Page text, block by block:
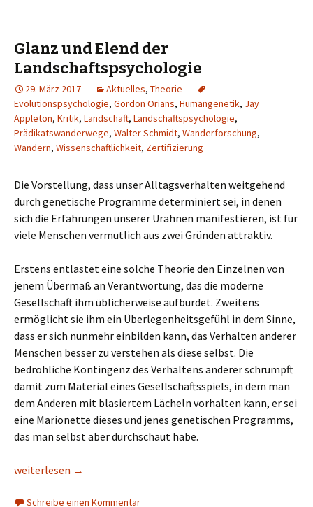
Glanz und Elend der
Landschaftspsychologie
29. März 2017 Aktuelles, Theorie
Evolutionspsychologie, Gordon Orians, Humangenetik, Jay
Appleton, Kritik, Landschaft, Landschaftspsychologie,
Prädikatswanderwege, Walter Schmidt, Wanderforschung,
Wandern, Wissenschaftlichkeit, Zertifizierung
Die Vorstellung, dass unser Alltagsverhalten weitgehend
durch genetische Programme determiniert sei, in denen
sich die Erfahrungen unserer Urahnen manifestieren, ist für
viele Menschen vermutlich aus zwei Gründen attraktiv.
Erstens entlastet eine solche Theorie den Einzelnen von
jenem Übermaß an Verantwortung, das die moderne
Gesellschaft ihm üblicherweise aufbürdet. Zweitens
ermöglicht sie ihm ein Überlegenheitsgefühl in dem Sinne,
dass er sich nunmehr einbilden kann, das Verhalten anderer
Menschen besser zu verstehen als diese selbst. Die
bedrohliche Kontingenz des Verhaltens anderer schrumpft
damit zum Material eines Gesellschaftsspiels, in dem man
dem Anderen mit blasiertem Lächeln vorhalten kann, er sei
eine Marionette dieses und jenes genetischen Programms,
das man selbst aber durchschaut habe.
Glanz und Elend der Landschaftspsychologie
weiterlesen →
Schreibe einen Kommentar